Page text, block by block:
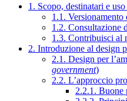
1. Scopo, destinatari e
1.1. Versionamento
1.2. Consultazione
1.3. Contribuisci al
2. Introduzione al design
2.1. Design per
government)
2.2. L’approccio
2.2.1. Buone